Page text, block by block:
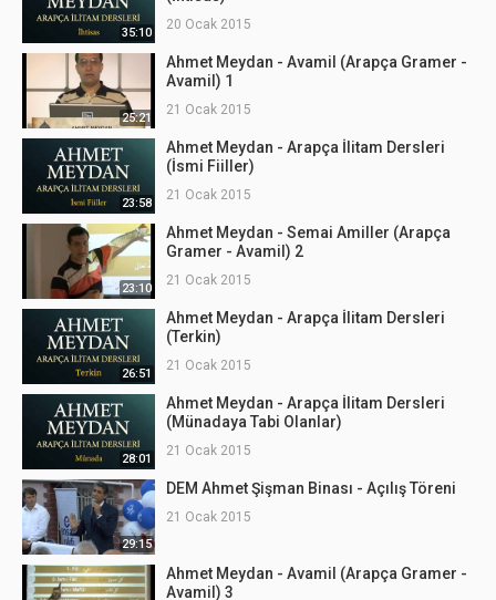
35:10
20 Ocak 2015
25:21
Ahmet Meydan - Avamil (Arapça Gramer -
Avamil) 1
21 Ocak 2015
23:58
Ahmet Meydan - Arapça İlitam Dersleri
(İsmi Fiiller)
21 Ocak 2015
23:10
Ahmet Meydan - Semai Amiller (Arapça
Gramer - Avamil) 2
21 Ocak 2015
26:51
Ahmet Meydan - Arapça İlitam Dersleri
(Terkin)
21 Ocak 2015
28:01
Ahmet Meydan - Arapça İlitam Dersleri
(Münadaya Tabi Olanlar)
21 Ocak 2015
29:15
DEM Ahmet Şişman Binası - Açılış Töreni
21 Ocak 2015
Ahmet Meydan - Avamil (Arapça Gramer -
Avamil) 3